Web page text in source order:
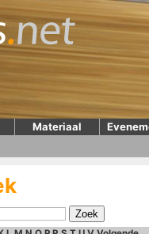
Materiaal